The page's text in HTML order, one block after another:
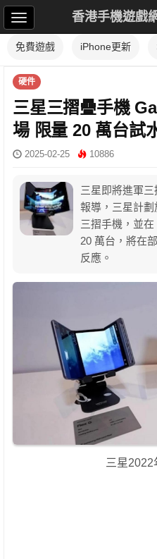
香港手機遊戲
免費遊戲 iPhone更新
硬件
三星三摺疊手機
場 限量 20 萬台試
2025-02-25 10886
三星即將進軍
報導，三星計
三摺手機，並
20 萬台，將在
反應。
三星2022